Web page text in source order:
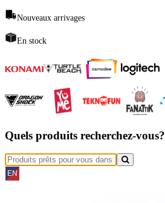
Nouveaux arrivages
En stock
Quels produits recherchez-vous?